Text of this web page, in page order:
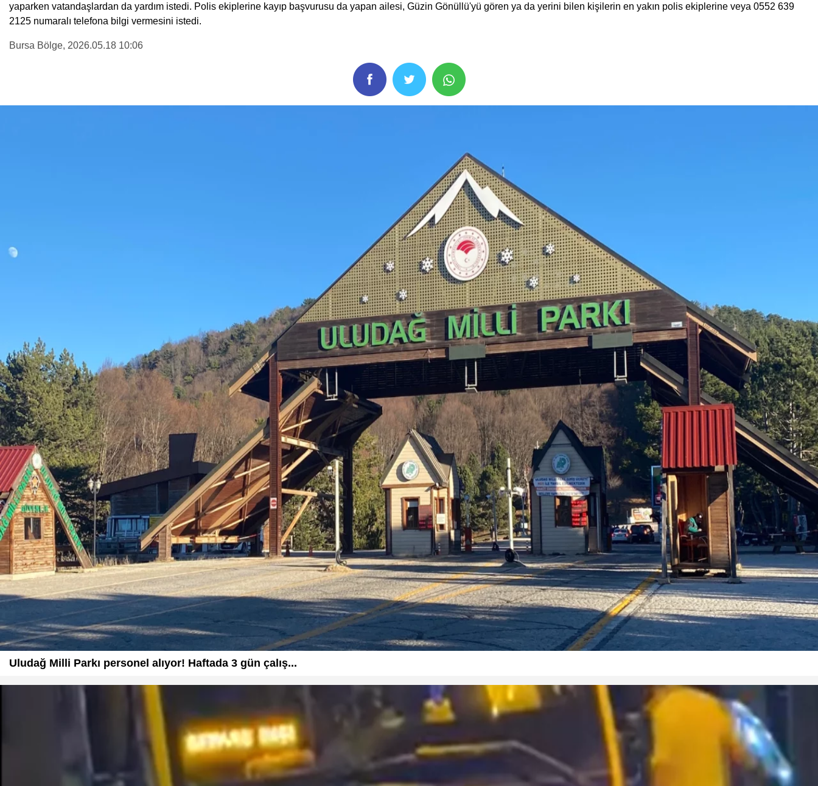
yaparken vatandaşlardan da yardım istedi. Polis ekiplerine kayıp başvurusu da yapan ailesi, Güzin Gönüllü'yü gören ya da yerini bilen kişilerin en yakın polis ekiplerine veya 0552 639
2125 numaralı telefona bilgi vermesini istedi.
Bursa Bölge, 2026.05.18 10:06
Uludağ Milli Parkı personel alıyor! Haftada 3 gün çalış...